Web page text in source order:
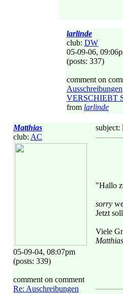
larlinde
club: DW
05-09-06,
(posts: 337)
comment on
Ausschreibungen
VERSCHIEBT
from larlinde
Matthias
club: AC
05-09-04, 08:07pm
(posts: 339)
comment on comment
Re: Auschreibungen
subject:
"Hallo
sorry
Jetzt
Viele
Matthias